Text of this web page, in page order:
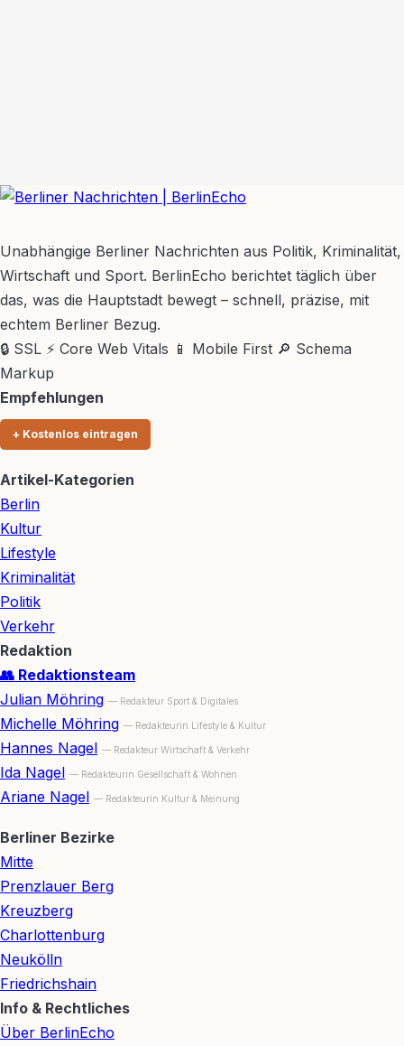
Unabhängige Berliner Nachrichten aus Politik, Kriminalität,
Wirtschaft und Sport. BerlinEcho berichtet täglich über
das, was die Hauptstadt bewegt – schnell, präzise, mit
echtem Berliner Bezug.
🔒 SSL ⚡ Core Web Vitals 📱 Mobile First 🔎 Schema
Markup
Empfehlungen
+ Kostenlos eintragen
Artikel-Kategorien
Berlin
Kultur
Lifestyle
Kriminalität
Politik
Verkehr
Redaktion
👥 Redaktionsteam
Julian Möhring — Redakteur Sport & Digitales
Michelle Möhring — Redakteurin Lifestyle & Kultur
Hannes Nagel — Redakteur Wirtschaft & Verkehr
Ida Nagel — Redakteurin Gesellschaft & Wohnen
Ariane Nagel — Redakteurin Kultur & Meinung
Berliner Bezirke
Mitte
Prenzlauer Berg
Kreuzberg
Charlottenburg
Neukölln
Friedrichshain
Info & Rechtliches
Über BerlinEcho